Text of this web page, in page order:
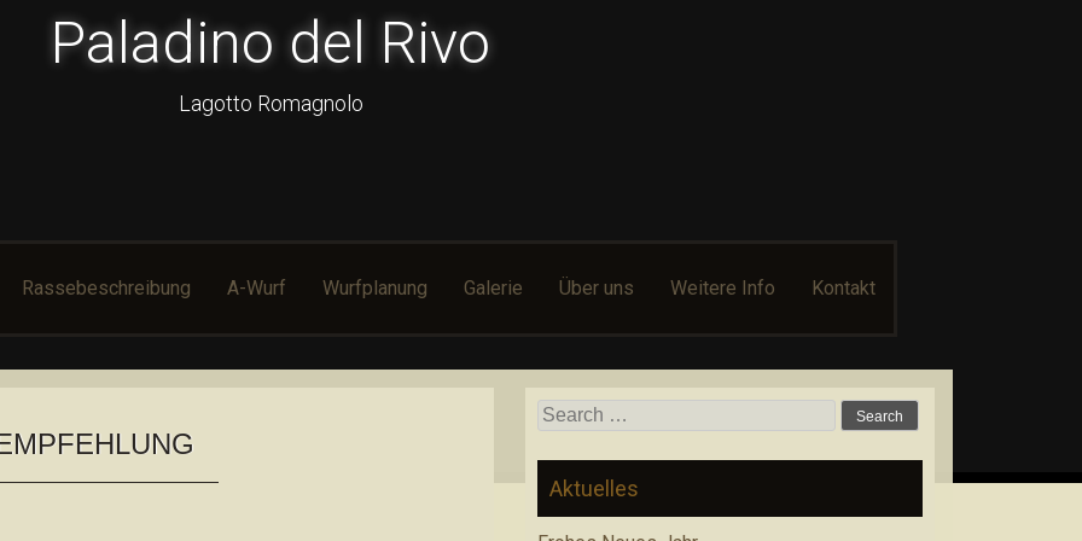
Paladino del Rivo
Lagotto Romagnolo
Rassebeschreibung A-Wurf Wurfplanung Galerie Über uns Weitere Info Kontakt
Search for:
Aktuelles